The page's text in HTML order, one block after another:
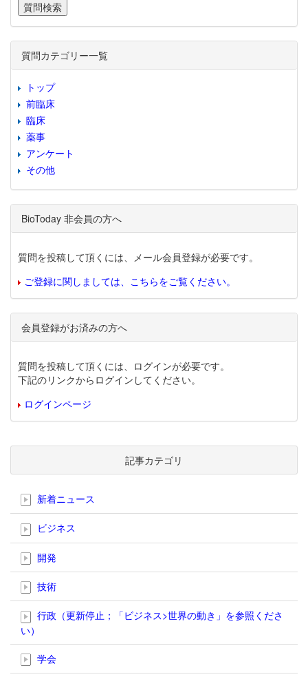
質問カテゴリー一覧
トップ
前臨床
臨床
薬事
アンケート
その他
BioToday 非会員の方へ
質問を投稿して頂くには、メール会員登録が必要です。
ご登録に関しましては、こちらをご覧ください。
会員登録がお済みの方へ
質問を投稿して頂くには、ログインが必要です。
下記のリンクからログインしてください。
ログインページ
記事カテゴリ
新着ニュース
ビジネス
開発
技術
行政（更新停止；「ビジネス>世界の動き」を参照くださ
い）
学会